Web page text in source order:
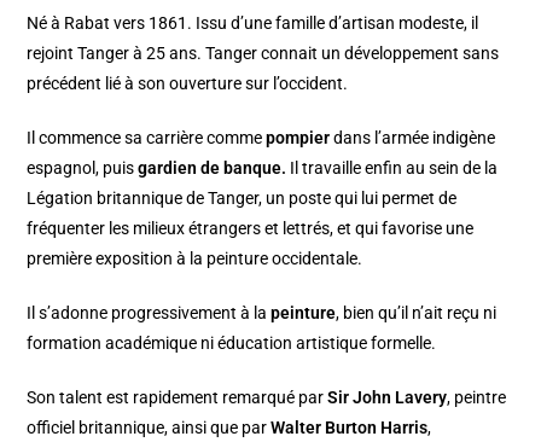
Né à Rabat vers 1861. Issu d’une famille d’artisan modeste, il
rejoint Tanger à 25 ans. Tanger connait un développement sans
précédent lié à son ouverture sur l’occident.
Il commence sa carrière commepompierdans l’armée indigène
espagnol, puisgardien de banque. Il travaille enfin au sein de la
Légation britannique de Tanger, un poste qui lui permet de
fréquenter les milieux étrangers et lettrés, et qui favorise une
première exposition à la peinture occidentale.
Il s’adonne progressivement à lapeinture, bien qu’il n’ait reçu ni
formation académique ni éducation artistique formelle.
Son talent est rapidement remarqué parSir John Lavery, peintre
officiel britannique, ainsi que parWalter Burton Harris,